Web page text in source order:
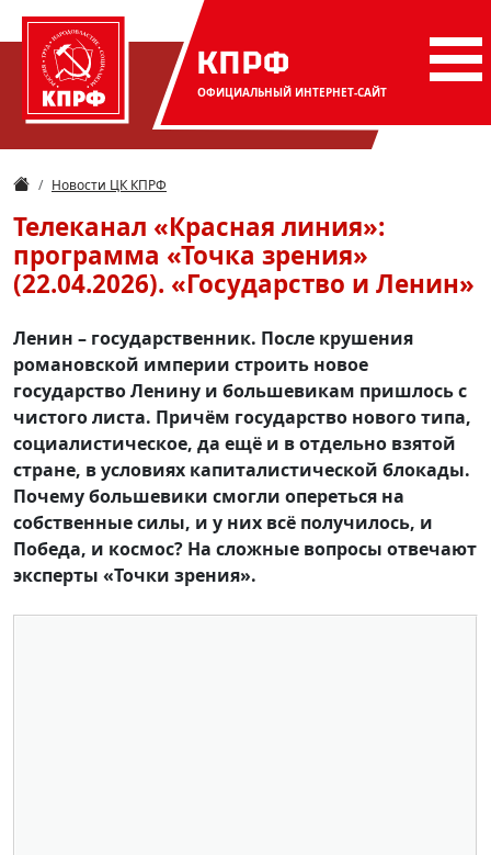
КПРФ
ОФИЦИАЛЬНЫЙ ИНТЕРНЕТ-САЙТ
Новости ЦК КПРФ
Телеканал «Красная линия»:
программа «Точка зрения»
(22.04.2026). «Государство и Ленин»
Ленин – государственник. После крушения
романовской империи строить новое
государство Ленину и большевикам пришлось с
чистого листа. Причём государство нового типа,
социалистическое, да ещё и в отдельно взятой
стране, в условиях капиталистической блокады.
Почему большевики смогли опереться на
собственные силы, и у них всё получилось, и
Победа, и космос? На сложные вопросы отвечают
эксперты «Точки зрения».